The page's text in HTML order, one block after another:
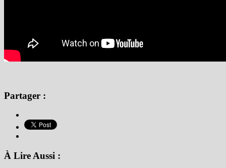
Partager :
À Lire Aussi :